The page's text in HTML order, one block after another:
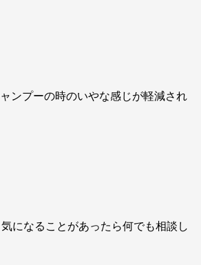
ンプーの時のいやな感じが軽減され
になることがあったら何でも相談し